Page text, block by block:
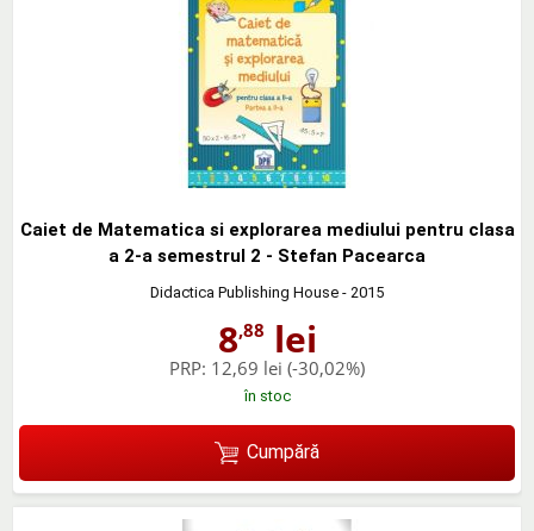
Caiet de Matematica si explorarea mediului pentru clasa
a 2-a semestrul 2 - Stefan Pacearca
Didactica Publishing House - 2015
8,88 lei
PRP: 12,69 lei (-30,02%)
în stoc
Cumpără